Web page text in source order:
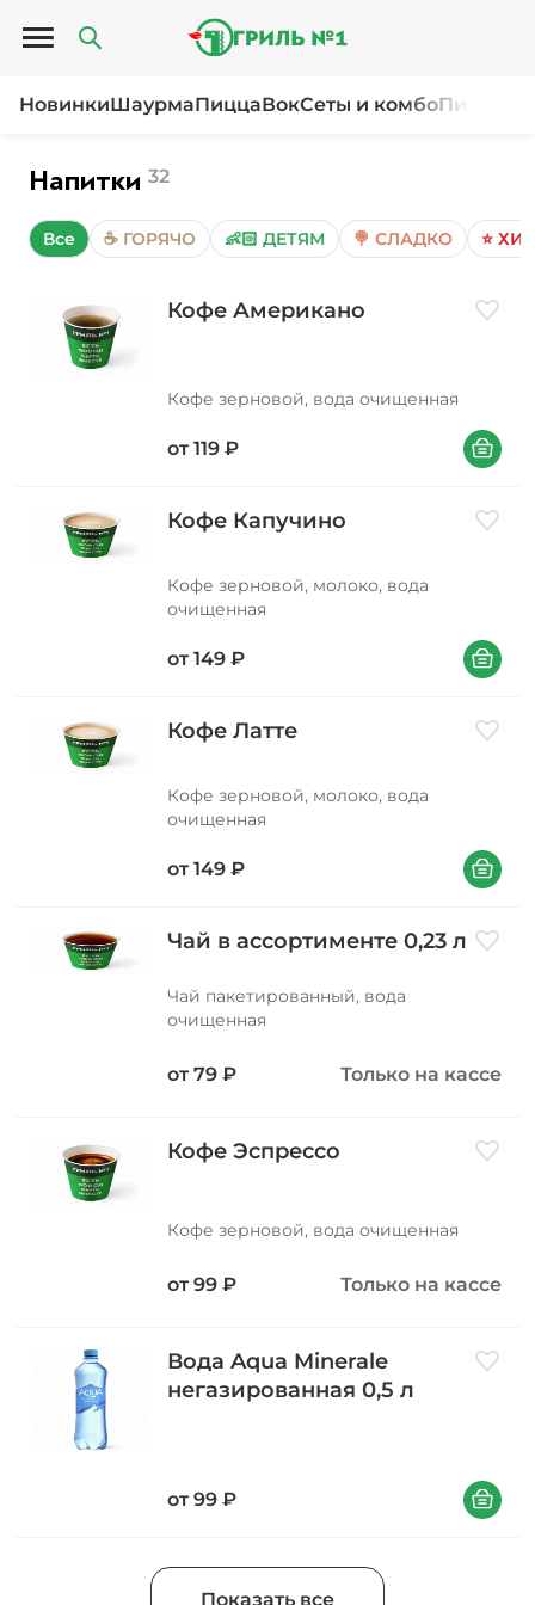
Открыть меню
НовинкиШаурмаПиццаВокСеты и комбоПироги
Напитки 32
Все ☕ ГОРЯЧО 👶🏻 ДЕТЯМ 🍭 СЛАДКО ⭐ ХИТ
Кофе Американо
Кофе зерновой, вода очищенная
от 119 ₽ В корзину
Кофе Капучино
Кофе зерновой, молоко, вода
очищенная
от 149 ₽ В корзину
Кофе Латте
Кофе зерновой, молоко, вода
очищенная
от 149 ₽ В корзину
Чай в ассортименте 0,23 л
Чай пакетированный, вода
очищенная
от 79 ₽ Только на кассе
Кофе Эспрессо
Кофе зерновой, вода очищенная
от 99 ₽ Только на кассе
Вода Aqua Minerale
негазированная 0,5 л
от 99 ₽ В корзину
Показать все